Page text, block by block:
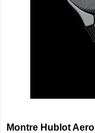
Montre Hublot